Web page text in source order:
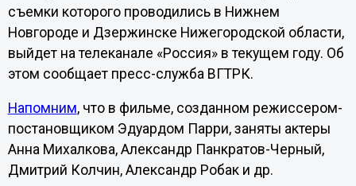
съемки которого проводились в Нижнем
Новгороде и Дзержинске Нижегородской области,
выйдет на телеканале «Россия» в текущем году. Об
этом сообщает пресс-служба ВГТРК.
Напомним, что в фильме, созданном режиссером-
постановщиком Эдуардом Парри, заняты актеры
Анна Михалкова, Александр Панкратов-Черный,
Дмитрий Колчин, Александр Робак и др.